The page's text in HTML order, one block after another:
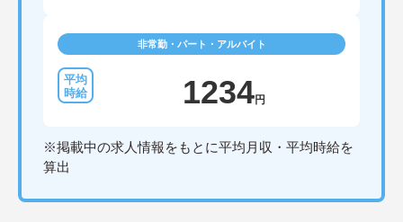
非常勤・パート・アルバイト
1234円
※掲載中の求人情報をもとに平均月収・平均時給を
算出